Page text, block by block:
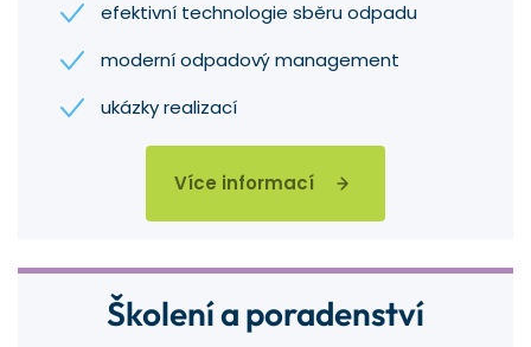
efektivní technologie sběru odpadu
moderní odpadový management
ukázky realizací
Více informací
Školení a poradenství